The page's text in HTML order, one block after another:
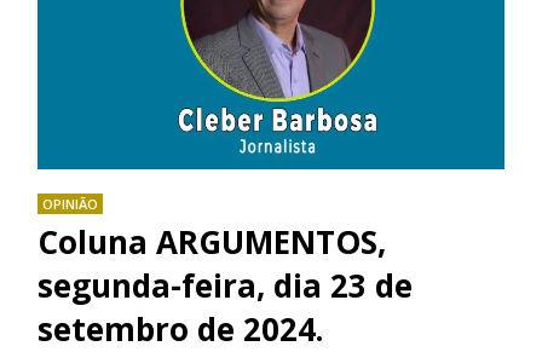
OPINIÃO
Coluna ARGUMENTOS,
segunda-feira, dia 23 de
setembro de 2024.